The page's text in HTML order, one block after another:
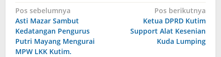
Navigasi
pos
Pos sebelumnya
Asti Mazar Sambut
Kedatangan Pengurus
Putri Mayang Mengurai
MPW LKK Kutim.
Pos berikutnya
Ketua DPRD Kutim
Support Alat Kesenian
Kuda Lumping